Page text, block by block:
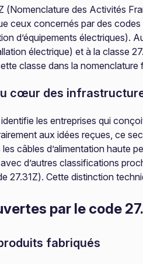
(Nomenclature des Activités
ceux concernés par des
d’équipements électriques).
électrique) et à la classe
classe dans la
cœur des
les entreprises qui
aux idées reçues, ce
câbles d’alimentation haute
d’autres classifications
27.31Z). Cette distinction
par le code
fabriqués